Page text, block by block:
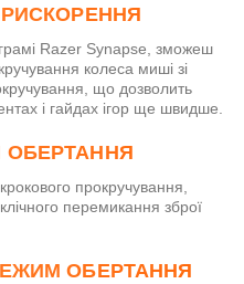
Razer Synapse, зможеш
колеса миші зі
що дозволить
і гайдах ігор ще швидше.
ОБЕРТАННЯ
прокручування,
перемикання зброї
ОБЕРТАННЯ